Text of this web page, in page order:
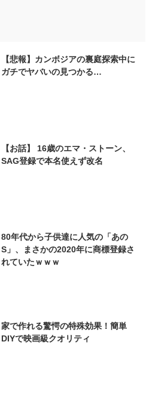
【悲報】カンボジアの裏庭探索中に
ガチでヤバいの見つかる…
【お話】 16歳のエマ・ストーン、
SAG登録で本名使えず改名
80年代から子供達に人気の「あの
S」、まさかの2020年に商標登録さ
れていたｗｗｗ
家で作れる驚愕の特殊効果！簡単
DIYで映画級クオリティ